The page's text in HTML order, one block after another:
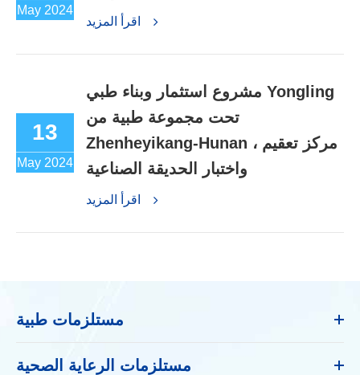
May 2024
13
May 2024
مشروع استثمار وبناء طبي Yongling
تحت مجموعة طبية من
Zhenheyikang-Hunan ، مركز تعقيم
واختبار الحديقة الصناعية
مستلزمات طبية
مستلزمات الرعاية الصحية